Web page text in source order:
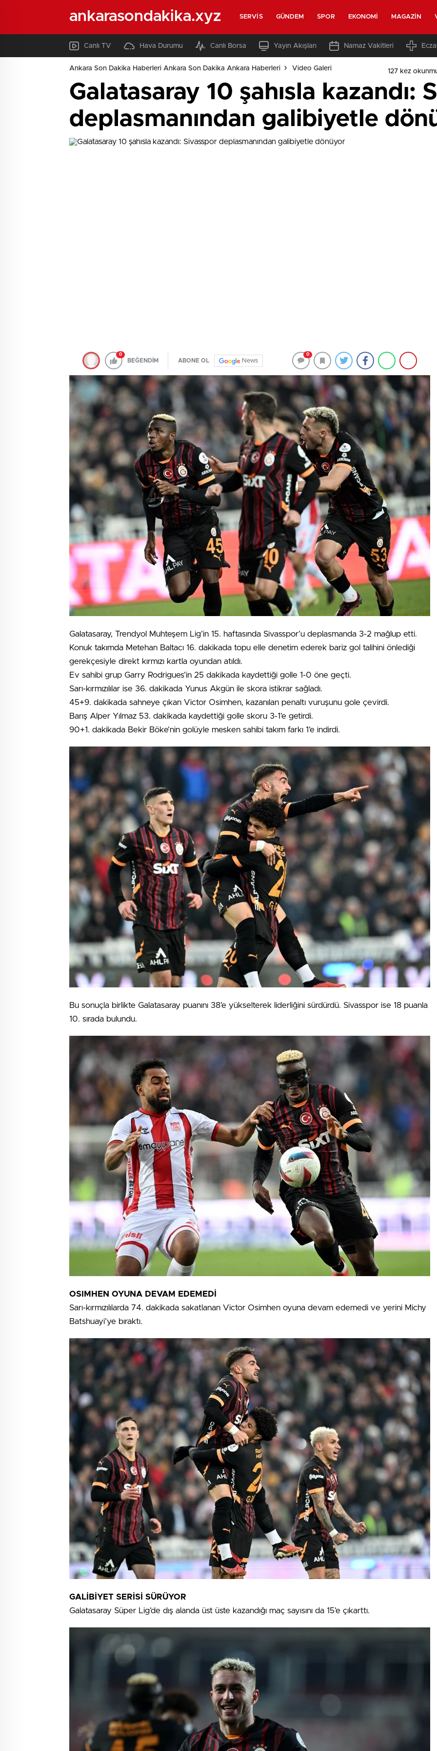
ankarasondakika.xyz SERVIS GÜNDEM SPOR EKONOMI MAGAZIN
Canlı TV Hava Durumu Canlı Borsa Yayın Akışları Namaz Vakitleri
Ankara Son Dakika Haberleri Ankara Son Dakika Ankara Haberleri Video Galeri 127 kez
Galatasaray 10 şahısla kazandı:
deplasmanından galibiyetle
0
BEĞENDİM ABONE OL News
0
Galatasaray, Trendyol Muhteşem Lig’in 15. haftasında Sivasspor’u deplasmanda 3-2 mağlup etti.
Konuk takımda Metehan Baltacı 16. dakikada topu elle denetim ederek bariz gol talihini önlediği
gerekçesiyle direkt kırmızı kartla oyundan atıldı.
Ev sahibi grup Garry Rodrigues’in 25 dakikada kaydettiği golle 1-0 öne geçti.
Sarı-kırmızılılar ise 36. dakikada Yunus Akgün ile skora istikrar sağladı.
45+9. dakikada sahneye çıkan Victor Osimhen, kazanılan penaltı vuruşunu gole çevirdi.
Barış Alper Yılmaz 53. dakikada kaydettiği golle skoru 3-1’e getirdi.
90+1. dakikada Bekir Böke’nin golüyle mesken sahibi takım farkı 1’e indirdi.
Bu sonuçla birlikte Galatasaray puanını 38’e yükselterek liderliğini sürdürdü. Sivasspor ise 18 puanla
10. sırada bulundu.
OSIMHEN OYUNA DEVAM EDEMEDİ
Sarı-kırmızılılarda 74. dakikada sakatlanan Victor Osimhen oyuna devam edemedi ve yerini Michy
Batshuayi’ye bıraktı.
GALİBİYET SERİSİ SÜRÜYOR
Galatasaray Süper Lig’de dış alanda üst üste kazandığı maç sayısını da 15’e çıkarttı.